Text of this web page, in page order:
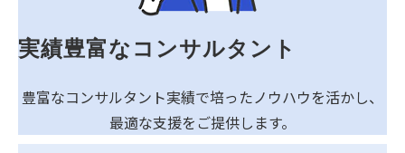
実績豊富なコンサルタント
豊富なコンサルタント実績で培ったノウハウを活かし、
最適な支援をご提供します。